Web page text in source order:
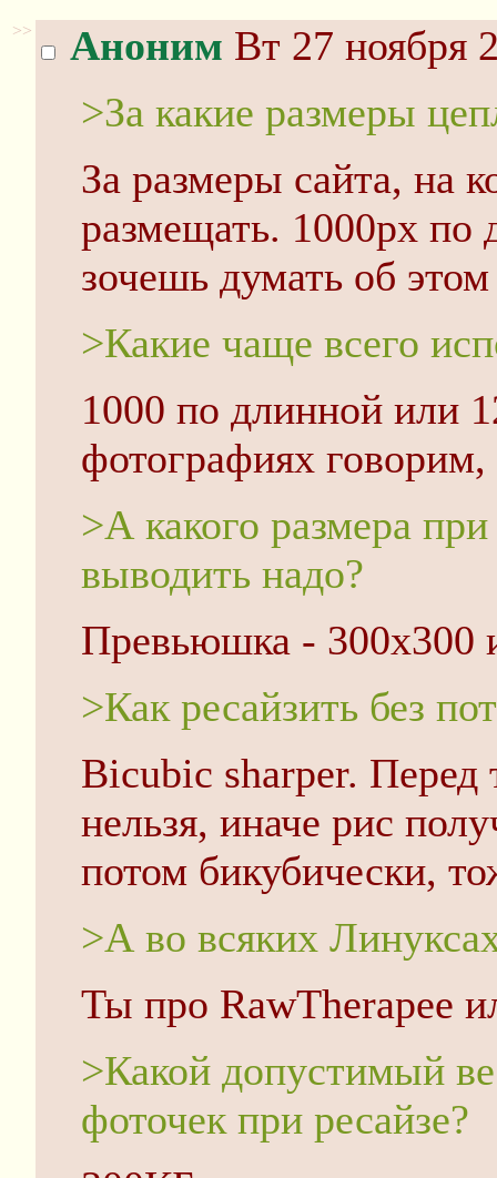
>> Аноним Вт 27 ноября
>За какие размеры
За размеры сайта, на
размещать. 1000px по
зочешь думать об
>Какие чаще всего
1000 по длинной или
фотографиях говорим,
>А какого размера
выводить надо?
Превьюшка - 300x300
>Как ресайзить без
Bicubic sharper.
нельзя, иначе рис
потом бикубически,
>А во всяких
Ты про RawTherapee
>Какой допустимый
фоточек при ресайзе?